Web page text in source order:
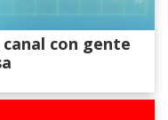
con gente